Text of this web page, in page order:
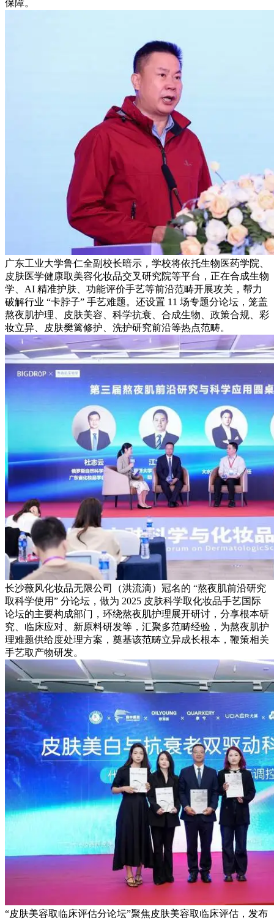
保障。
广东工业大学鲁仁全副校长暗示，学校将依托生物医药学院、
皮肤医学健康取美容化妆品交叉研究院等平台，正在合成生物
学、AI 精准护肤、功能评价手艺等前沿范畴开展攻关，帮力
破解行业 “卡脖子” 手艺难题。还设置 11 场专题分论坛，笼盖
熬夜肌护理、皮肤美容、科学抗衰、合成生物、政策合规、彩
妆立异、皮肤樊篱修护、洗护研究前沿等热点范畴。
长沙薇风化妆品无限公司（洪流滴）冠名的 “熬夜肌前沿研究
取科学使用” 分论坛，做为 2025 皮肤科学取化妆品手艺国际
论坛的主要构成部门，环绕熬夜肌护理展开研讨，分享根本研
究、临床应对、新原料研发等，汇聚多范畴经验，为熬夜肌护
理难题供给度处理方案，奠基该范畴立异成长根本，鞭策相关
手艺取产物研发。
“皮肤美容取临床评估分论坛”聚焦皮肤美容取临床评估，发布